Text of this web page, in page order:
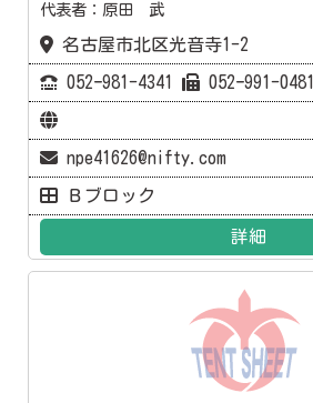
代表者：原田 武
名古屋市北区光音寺1-2
052ｰ981-4341 052ｰ991-0481
npe41626@nifty.com
Ｂブロック
詳細